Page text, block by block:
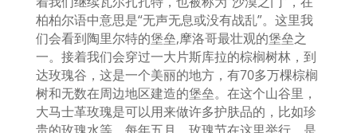
柏柏尔语中意思是“无声无息或没有战乱”。这里我
们会看到陶里尔特的堡垒,摩洛哥最壮观的堡垒之
一。接着我们会穿过一大片斯库拉的棕榈树林，到
达玫瑰谷，这是一个美丽的地方，有70多万棵棕榈
树和无数在周边地区建造的堡垒。在这个山谷里，
大马士革玫瑰是可以用来做许多护肤品的，比如珍